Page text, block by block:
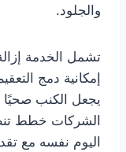
والجلود.
تشمل الخدمة
إمكانية دمج
يجعل الكنب صحيًا
الشركات خطط
اليوم نفسه مع